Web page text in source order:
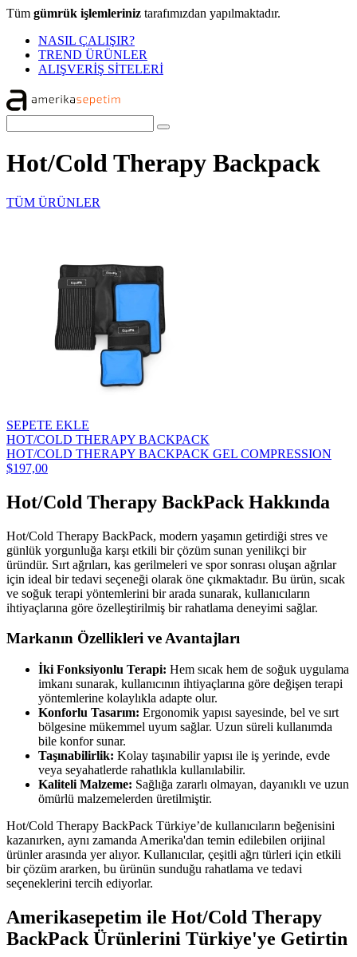
Tüm gümrük işlemleriniz tarafımızdan yapılmaktadır.
NASIL ÇALIŞIR?
TREND ÜRÜNLER
ALIŞVERİŞ SİTELERİ
Hot/Cold Therapy Backpack
TÜM ÜRÜNLER
SEPETE EKLE
HOT/COLD THERAPY BACKPACK
HOT/COLD THERAPY BACKPACK GEL COMPRESSION
$197,00
Hot/Cold Therapy BackPack Hakkında
Hot/Cold Therapy BackPack, modern yaşamın getirdiği stres ve
günlük yorgunluğa karşı etkili bir çözüm sunan yenilikçi bir
üründür. Sırt ağrıları, kas gerilmeleri ve spor sonrası oluşan ağrılar
için ideal bir tedavi seçeneği olarak öne çıkmaktadır. Bu ürün, sıcak
ve soğuk terapi yöntemlerini bir arada sunarak, kullanıcıların
ihtiyaçlarına göre özelleştirilmiş bir rahatlama deneyimi sağlar.
Markanın Özellikleri ve Avantajları
İki Fonksiyonlu Terapi: Hem sıcak hem de soğuk uygulama
imkanı sunarak, kullanıcının ihtiyaçlarına göre değişen terapi
yöntemlerine kolaylıkla adapte olur.
Konforlu Tasarım: Ergonomik yapısı sayesinde, bel ve sırt
bölgesine mükemmel uyum sağlar. Uzun süreli kullanımda
bile konfor sunar.
Taşınabilirlik: Kolay taşınabilir yapısı ile iş yerinde, evde
veya seyahatlerde rahatlıkla kullanılabilir.
Kaliteli Malzeme: Sağlığa zararlı olmayan, dayanıklı ve uzun
ömürlü malzemelerden üretilmiştir.
Hot/Cold Therapy BackPack Türkiye’de kullanıcıların beğenisini
kazanırken, aynı zamanda Amerika'dan temin edilebilen orijinal
ürünler arasında yer alıyor. Kullanıcılar, çeşitli ağrı türleri için etkili
bir çözüm ararken, bu ürünün sunduğu rahatlama ve tedavi
seçeneklerini tercih ediyorlar.
Amerikasepetim ile Hot/Cold Therapy
BackPack Ürünlerini Türkiye'ye Getirtin